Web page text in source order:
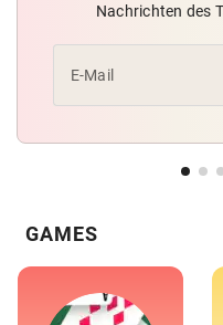
Nachrichten des
E-Mail
GAMES